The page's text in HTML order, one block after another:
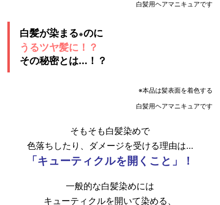
白髪用ヘアマニキュアです
白髪が染まる※のに
うるツヤ髪に！？
その秘密とは...！？
※本品は髪表面を着色する
白髪用ヘアマニキュアです
そもそも白髪染めで
色落ちしたり、ダメージを受ける理由は…
「キューティクルを開くこと」！
一般的な白髪染めには
キューティクルを開いて染める、